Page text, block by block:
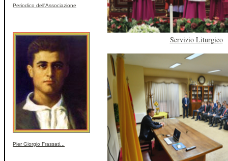
Periodico dell'Associazione
Pier Giorgio Frassati...
Servizio Liturgico